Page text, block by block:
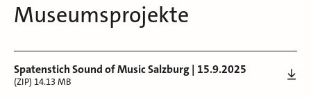
Museumsprojekte
Spatenstich Sound of Music Salzburg | 15.9.2025
(ZIP) 14.13 MB